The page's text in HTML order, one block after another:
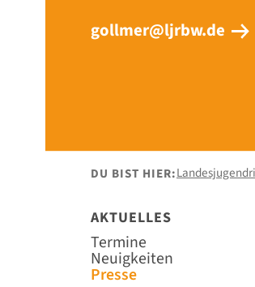
gollmer@ljrbw.de
DU BIST HIER:
AKTUELLES
Navigation
überspringen
Termine
Neuigkeiten
Presse